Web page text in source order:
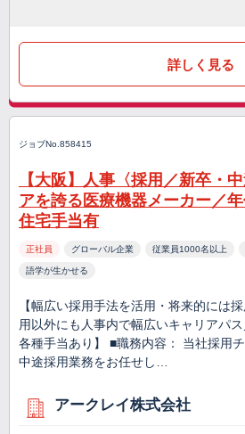
詳しく見る
ジョブNo.858415
【大阪】人事〈採用／新卒・
アを誇る医療機器メーカー／
住宅手当有
正社員 グローバル企業 従業員1000名以上
語学が生かせる
【幅広い採用手法を活用・将来的には
用以外にも人事内で幅広いキャリアパ
各種手当あり】 ■職務内容： 当社採用
中途採用業務をお任せし…
アークレイ株式会社